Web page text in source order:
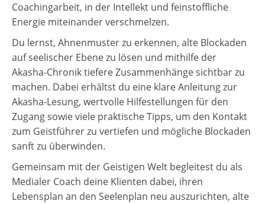
Coachingarbeit, in der Intellekt und feinstoffliche
Energie miteinander verschmelzen.
Du lernst, Ahnenmuster zu erkennen, alte Blockaden
auf seelischer Ebene zu lösen und mithilfe der
Akasha-Chronik tiefere Zusammenhänge sichtbar zu
machen. Dabei erhältst du eine klare Anleitung zur
Akasha-Lesung, wertvolle Hilfestellungen für den
Zugang sowie viele praktische Tipps, um den Kontakt
zum Geistführer zu vertiefen und mögliche Blockaden
sanft zu überwinden.
Gemeinsam mit der Geistigen Welt begleitest du als
Medialer Coach deine Klienten dabei, ihren
Lebensplan an den Seelenplan neu auszurichten, alte